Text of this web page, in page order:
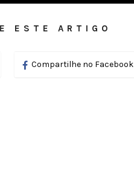
ESTE ARTIGO
Compartilhe no Facebook